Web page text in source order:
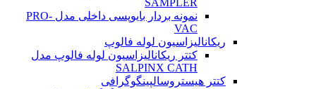
SAMPLER
نمونه بردار بایوپسی داخلی مدل PRO-
VAC
ریکانالیزاسیون لوله فالوپ
کتتر ریکانالیزاسیون لوله فالوپ مدل
SALPINX CATH
کتتر هیستروسالپینگوگرافی